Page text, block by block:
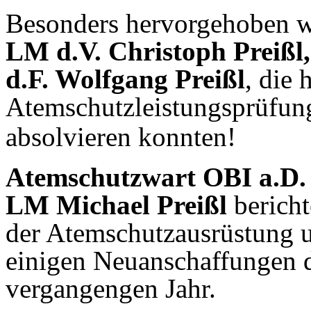
Besonders hervorgehoben
LM d.V. Christoph
d.F. Wolfgang Preißl, die
absolvieren konnten!
Atemschutzwart OBI
LM Michael Preißl
der
einigen
vergangengen Jahr.